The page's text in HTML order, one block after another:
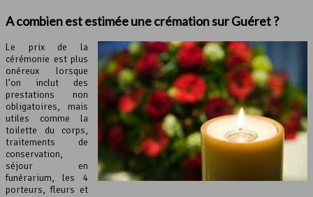
A combien est estimée une crémation sur Guéret ?
Le prix de la
cérémonie est plus
onéreux lorsque
l’on inclut des
prestations non
obligatoires, mais
utiles comme la
toilette du corps,
traitements de
conservation,
séjour en
funérarium, les 4
porteurs, fleurs et